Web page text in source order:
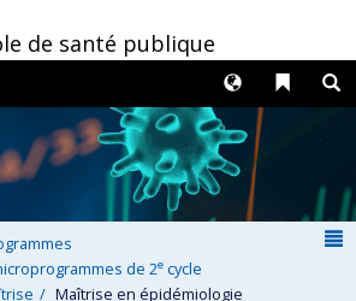
de santé publique
Liens
Langues
de 2e cycle
Maîtrise en épidémiologie